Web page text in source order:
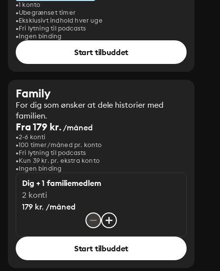
1 konto
Ubegrænset timer
Eksklusivt indhold hver uge
Fri lytning til podcasts
Ingen binding
Start tilbuddet
Family
For dig som ønsker at dele historier med
familien.
Fra 179 kr./måned
2-6 konti
100 timer/måned pr. konto
Fri lytning til podcasts
Kun 39 kr. pr. ekstra konto
Ingen binding
Dig + 1 familiemedlem
2 konti
179 kr. /måned
Start tilbuddet